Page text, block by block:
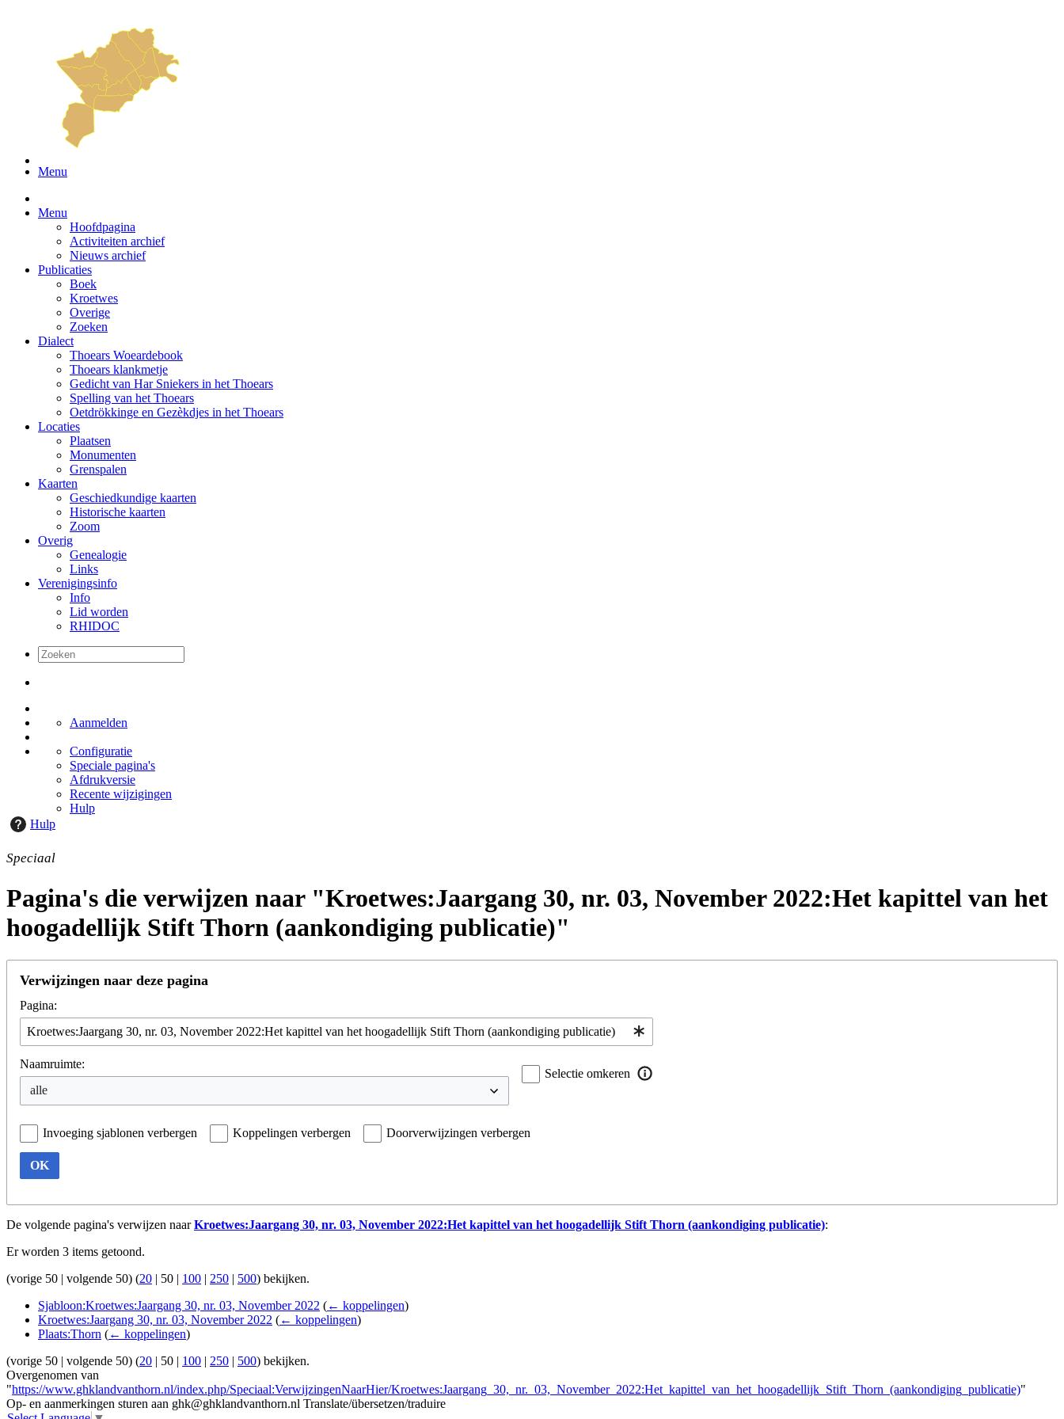
Menu
Menu
Hoofdpagina
Activiteiten archief
Nieuws archief
Publicaties
Boek
Kroetwes
Overige
Zoeken
Dialect
Thoears Woeardebook
Thoears klankmetje
Gedicht van Har Sniekers in het Thoears
Spelling van het Thoears
Oetdrökkinge en Gezèkdjes in het Thoears
Locaties
Plaatsen
Monumenten
Grenspalen
Kaarten
Geschiedkundige kaarten
Historische kaarten
Zoom
Overig
Genealogie
Links
Verenigingsinfo
Info
Lid worden
RHIDOC
Aanmelden
Configuratie
Speciale pagina's
Afdrukversie
Recente wijzigingen
Hulp
Hulp
Speciaal
Pagina's die verwijzen naar "Kroetwes:Jaargang 30, nr. 03, November 2022:Het kapittel van het
hoogadellijk Stift Thorn (aankondiging publicatie)"
Verwijzingen naar deze pagina
Pagina:
Naamruimte:
Selectie omkeren
Invoeging sjablonen verbergen Koppelingen verbergen Doorverwijzingen verbergen
OK
De volgende pagina's verwijzen naarKroetwes:Jaargang 30, nr. 03, November 2022:Het kapittel van het hoogadellijk Stift Thorn (aankondiging publicatie):
Er worden 3 items getoond.
(vorige 50 | volgende 50) (20 | 50 | 100 | 250 | 500) bekijken.
Sjabloon:Kroetwes:Jaargang 30, nr. 03, November 2022 (← koppelingen)
Kroetwes:Jaargang 30, nr. 03, November 2022 (← koppelingen)
Plaats:Thorn (← koppelingen)
(vorige 50 | volgende 50) (20 | 50 | 100 | 250 | 500) bekijken.
Overgenomen van
"https://www.ghklandvanthorn.nl/index.php/Speciaal:VerwijzingenNaarHier/Kroetwes:Jaargang_30,_nr._03,_November_2022:Het_kapittel_van_het_hoogadellijk_Stift_Thorn_(aankondiging_publicatie)"
Op- en aanmerkingen sturen aan ghk@ghklandvanthorn.nl Translate/übersetzen/traduire